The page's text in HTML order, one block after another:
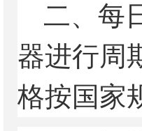
二、每
器进行周
格按国家